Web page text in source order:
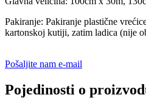
Pakiranje: Pakiranje plastične
kartonskoj kutiji, zatim ladica (nije
Pošaljite nam e-mail
Pojedinosti o